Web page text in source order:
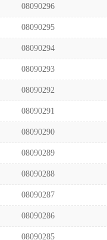
08090296
08090295
08090294
08090293
08090292
08090291
08090290
08090289
08090288
08090287
08090286
08090285